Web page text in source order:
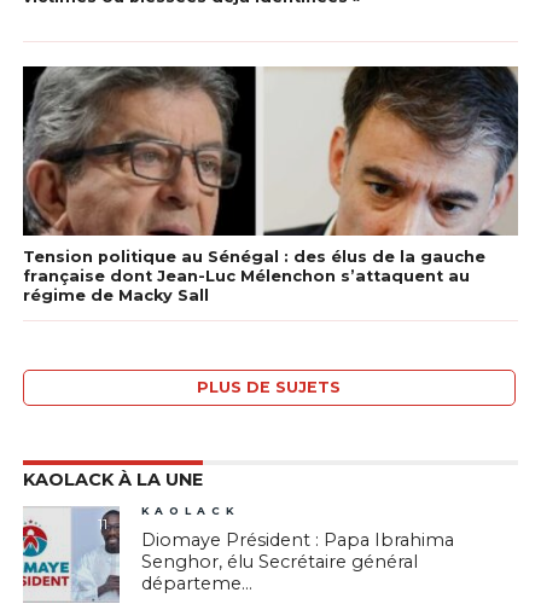
Tension politique au Sénégal : des élus de la gauche
française dont Jean-Luc Mélenchon s’attaquent au
régime de Macky Sall
PLUS DE SUJETS
KAOLACK À LA UNE
11
KAOLACK
Diomaye Président : Papa Ibrahima
Senghor, élu Secrétaire général
départeme...